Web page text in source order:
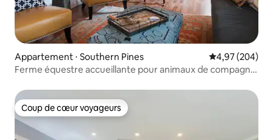
Appartement ⋅ Southern Pines Évaluation
4,97 (204)
Ferme équestre accueillante pour animaux de compagnie
Coup de cœur voyageurs
Coup de cœur voyageurs